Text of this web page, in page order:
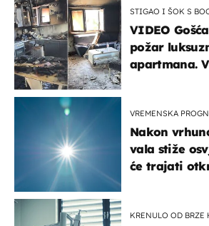
STIGAO I ŠOK S
VIDEO
požar
apartmana.
VREMENSKA
Nakon
vala stiže
će trajati
KRENULO OD BRZE